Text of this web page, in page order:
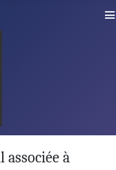
≡
à